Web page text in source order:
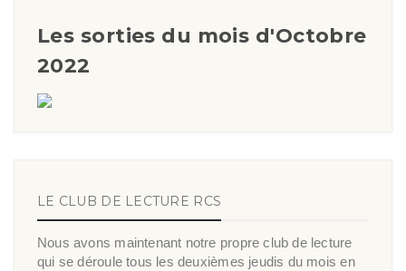
Les sorties du mois d'Octobre
2022
LE CLUB DE LECTURE RCS
Nous avons maintenant notre propre club de lecture
qui se déroule tous les deuxièmes jeudis du mois en